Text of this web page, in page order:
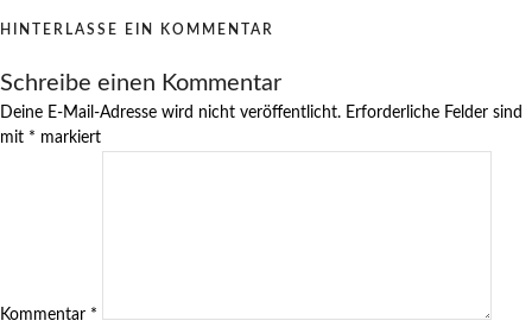
HINTERLASSE EIN KOMMENTAR
Schreibe einen Kommentar
Deine E-Mail-Adresse wird nicht veröffentlicht. Erforderliche Felder sind
mit * markiert
Kommentar *